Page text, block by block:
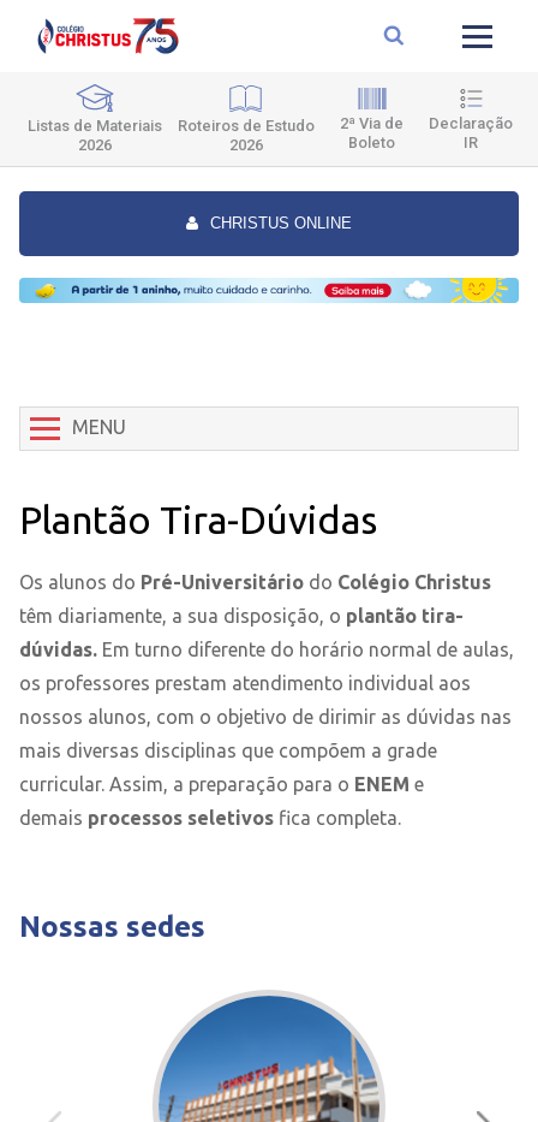
Listas de Materiais
2026
Roteiros de Estudo
2026
2ª Via de
Boleto
Declaração
IR
CHRISTUS ONLINE
MENU
Plantão Tira-Dúvidas
Os alunos do Pré-Universitário do Colégio Christus
têm diariamente, a sua disposição, o plantão tira-
dúvidas. Em turno diferente do horário normal de aulas,
os professores prestam atendimento individual aos
nossos alunos, com o objetivo de dirimir as dúvidas nas
mais diversas disciplinas que compõem a grade
curricular. Assim, a preparação para o ENEM e
demais processos seletivos fica completa.
Nossas sedes